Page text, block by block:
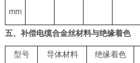
mm
五、补偿电缆合金丝材料与绝缘着色
型号 导体材料 绝缘着色